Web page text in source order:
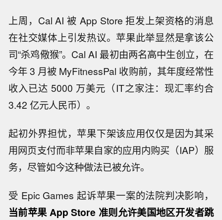
上周，Cal AI 被 App Store 拒发上架资格的消息
在社交媒体上引发热议。苹果此举显然是拿该公
司“杀鸡儆猴”。Cal AI 最初由两名高中生创立，在
今年 3 月被 MyFitnessPal 收购前，其年度经常性
收入已达 5000 万美元（IT之家注：现汇率约合
3.42 亿元人民币）。
起初外界担忧，苹果下架该应用仅仅是因为其采
用网页支付而非苹果自家的应用内购买（IAP）服
务，尽管如今这种做法已被允许。
受 Epic Games 起诉苹果一案的法院判决影响，
当前苹果 App Store 准则允许美国地区开发者跳